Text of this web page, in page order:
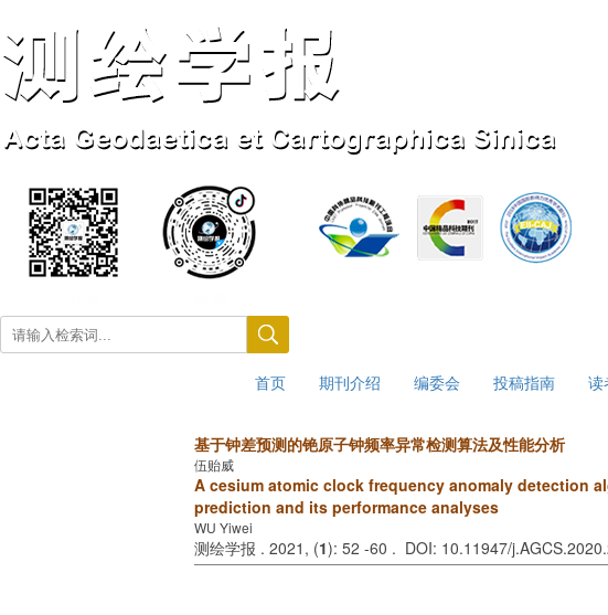
首页 期刊介绍 编委会 投稿指南 读
基于钟差预测的铯原子钟频率异常检测算法及性能分析
伍贻威
A cesium atomic clock frequency anomaly detection
prediction and its performance analyses
WU Yiwei
测绘学报 . 2021, (1): 52 -60 . DOI: 10.11947/